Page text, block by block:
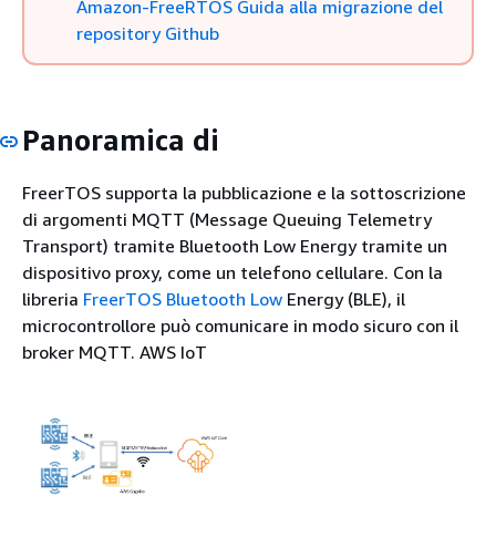
Amazon-FreeRTOS Guida alla migrazione del
repository Github
Panoramica di
FreerTOS supporta la pubblicazione e la sottoscrizione
di argomenti MQTT (Message Queuing Telemetry
Transport) tramite Bluetooth Low Energy tramite un
dispositivo proxy, come un telefono cellulare. Con la
libreria FreerTOS Bluetooth Low Energy (BLE), il
microcontrollore può comunicare in modo sicuro con il
broker MQTT. AWS IoT